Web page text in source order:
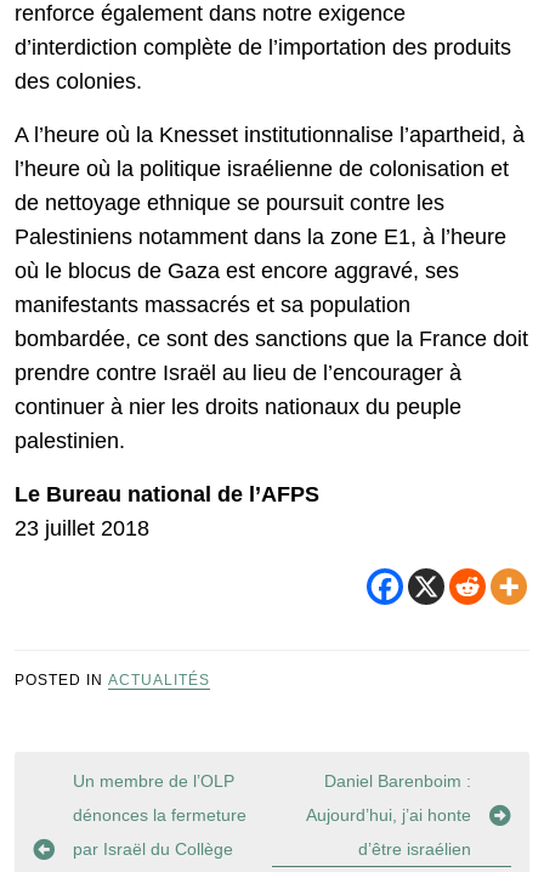
renforce également dans notre exigence
d’interdiction complète de l’importation des produits
des colonies.
A l’heure où la Knesset institutionnalise l’apartheid, à
l’heure où la politique israélienne de colonisation et
de nettoyage ethnique se poursuit contre les
Palestiniens notamment dans la zone E1, à l’heure
où le blocus de Gaza est encore aggravé, ses
manifestants massacrés et sa population
bombardée, ce sont des sanctions que la France doit
prendre contre Israël au lieu de l’encourager à
continuer à nier les droits nationaux du peuple
palestinien.
Le Bureau national de l’AFPS
23 juillet 2018
POSTED IN ACTUALITÉS
Navigation
l’article
Un membre de l’OLP
dénonces la fermeture
par Israël du Collège
Daniel Barenboim :
Aujourd’hui, j’ai honte
d’être israélien